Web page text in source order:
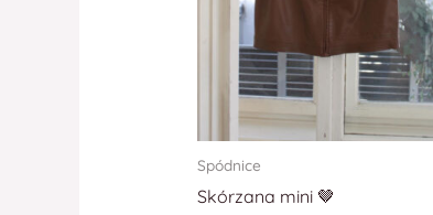
Spódnice
Skórzana mini 🤎